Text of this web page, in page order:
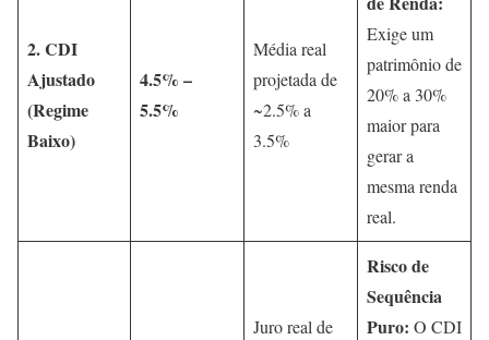
2. CDI
Ajustado
(Regime
Baixo)
4.5% –
5.5%
Média real
projetada de
~2.5% a
3.5%
Exige um
patrimônio de
20% a 30%
maior para
gerar a
mesma renda
real.
Juro real de
Risco de
Sequência
Puro: O CDI